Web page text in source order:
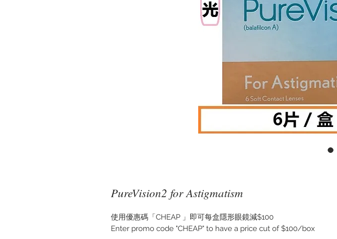
PureVision2 for Astigmatism
使用優惠碼「CHEAP 」即可每盒隱形眼鏡減$100
Enter promo code "CHEAP" to have a price cut of $100/box